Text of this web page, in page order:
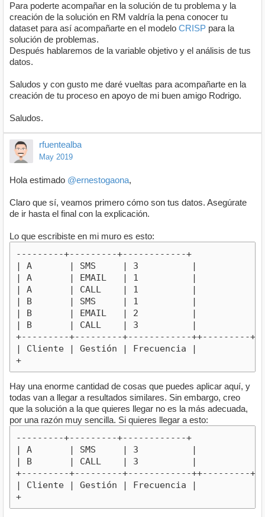
Para poderte acompañar en la solución de tu problema y la
creación de la solución en RM valdría la pena conocer tu
dataset para así acompañarte en el modelo CRISP para la
solución de problemas.
Después hablaremos de la variable objetivo y el análisis de tus
datos.
Saludos y con gusto me daré vueltas para acompañarte en la
creación de tu proceso en apoyo de mi buen amigo Rodrigo.
Saludos.
rfuentealba
May 2019
Hola estimado @ernestogaona,
Claro que sí, veamos primero cómo son tus datos. Asegúrate
de ir hasta el final con la explicación.
Lo que escribiste en mi muro es esto:
---------+---------+------------+
| A       | SMS     | 3          |
| A       | EMAIL   | 1          |
| A       | CALL    | 1          |
| B       | SMS     | 1          |
| B       | EMAIL   | 2          |
| B       | CALL    | 3          |
+---------+---------+------------++---------
| Cliente | Gestión | Frecuencia |
+
Hay una enorme cantidad de cosas que puedes aplicar aquí, y
todas van a llegar a resultados similares. Sin embargo, creo
que la solución a la que quieres llegar no es la más adecuada,
por una razón muy sencilla. Si quieres llegar a esto:
---------+---------+------------+
| A       | SMS     | 3          |
| B       | CALL    | 3          |
+---------+---------+------------++---------
| Cliente | Gestión | Frecuencia |
+